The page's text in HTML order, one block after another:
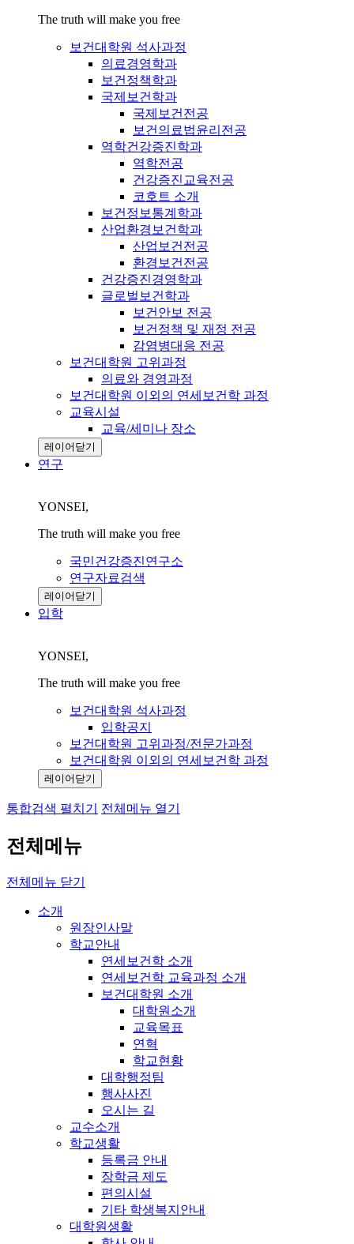
The truth will make you free
보건대학원 석사과정
의료경영학과
보건정책학과
국제보건학과
국제보건전공
보건의료법윤리전공
역학건강증진학과
역학전공
건강증진교육전공
코호트 소개
보건정보통계학과
산업환경보건학과
산업보건전공
환경보건전공
건강증진경영학과
글로벌보건학과
보건안보 전공
보건정책 및 재정 전공
감염병대응 전공
보건대학원 고위과정
의료와 경영과정
보건대학원 이외의 연세보건학 과정
교육시설
교육/세미나 장소
레이어닫기
연구
YONSEI,
The truth will make you free
국민건강증진연구소
연구자료검색
레이어닫기
입학
YONSEI,
The truth will make you free
보건대학원 석사과정
입학공지
보건대학원 고위과정/전문가과정
보건대학원 이외의 연세보건학 과정
레이어닫기
통합검색 펼치기 전체메뉴 열기
전체메뉴
전체메뉴 닫기
소개
원장인사말
학교안내
연세보건학 소개
연세보건학 교육과정 소개
보건대학원 소개
대학원소개
교육목표
연혁
학교현황
대학행정팀
행사사진
오시는 길
교수소개
학교생활
등록금 안내
장학금 제도
편의시설
기타 학생복지안내
대학원생활